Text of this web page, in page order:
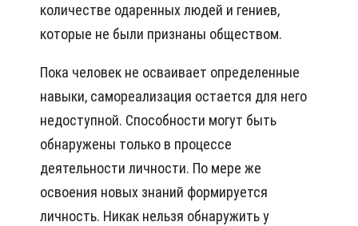
количестве одаренных людей и гениев,
которые не были признаны обществом.
Пока человек не осваивает определенные
навыки, самореализация остается для него
недоступной. Способности могут быть
обнаружены только в процессе
деятельности личности. По мере же
освоения новых знаний формируется
личность. Никак нельзя обнаружить у